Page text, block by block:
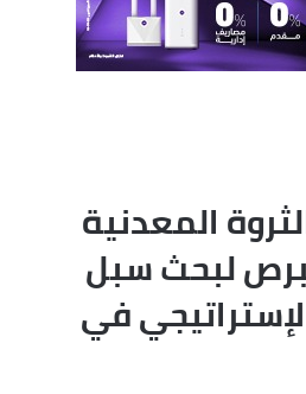
المعدنية
لبحث سبل
في